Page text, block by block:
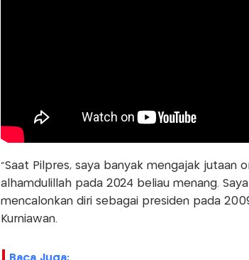
"Saat Pilpres, saya banyak mengajak jutaan
alhamdulillah pada 2024 beliau menang.
mencalonkan diri sebagai presiden pada
Kurniawan.